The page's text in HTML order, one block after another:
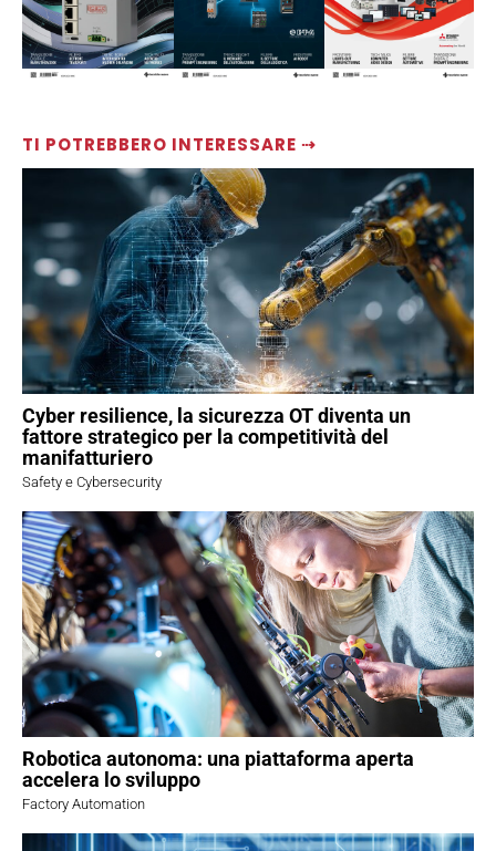
TI POTREBBERO INTERESSARE ⇢
Cyber resilience, la sicurezza OT diventa un
fattore strategico per la competitività del
manifatturiero
Safety e Cybersecurity
Robotica autonoma: una piattaforma aperta
accelera lo sviluppo
Factory Automation